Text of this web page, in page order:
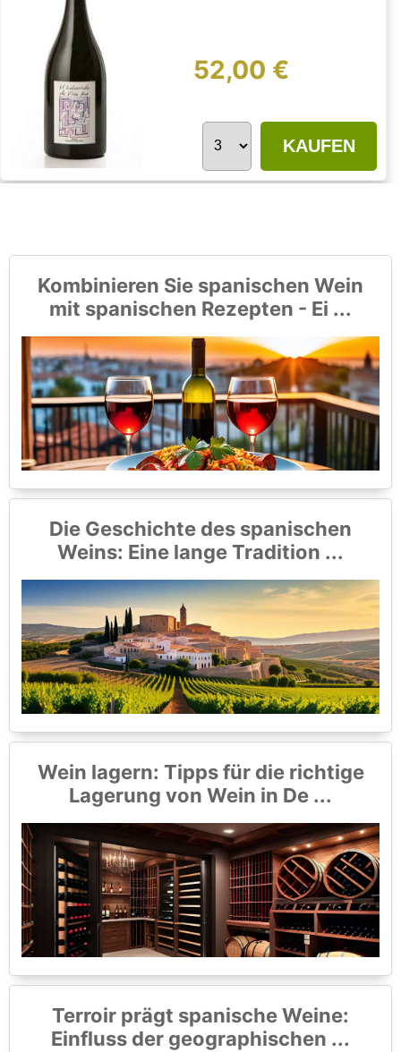
52,00 €
KAUFEN
Kombinieren Sie spanischen Wein
mit spanischen Rezepten - Ei ...
Die Geschichte des spanischen
Weins: Eine lange Tradition ...
Wein lagern: Tipps für die richtige
Lagerung von Wein in De ...
Terroir prägt spanische Weine:
Einfluss der geographischen ...